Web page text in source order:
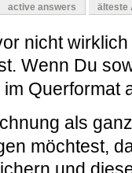
active answers älteste
nicht
Wenn Du
im Querformat
als
möchtest,